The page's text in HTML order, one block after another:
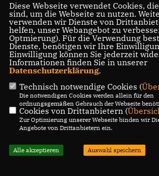
Diese Webseite verwendet Cookies,
sind, um die Webseite zu nutzen.
verwenden wir Dienste von
helfen, unser Webangebot zu
Optmierung). Für die Verwendung
Dienste, benötigen wir Ihre
Einwilligung können Sie jederzeit
Informationen finden Sie in unserer
Datenschutzerklärung.
Technisch notwendige Cookies (
Die notwendigen Cookies werden allein für den
ordnungsgemäßen Gebrauch der Webseite
Cookies von Drittanbietern (
Zur Optimierung unserer Webseite binden wir
Angebote von Drittanbietern ein.
Alle akzeptieren Auswahl speichern